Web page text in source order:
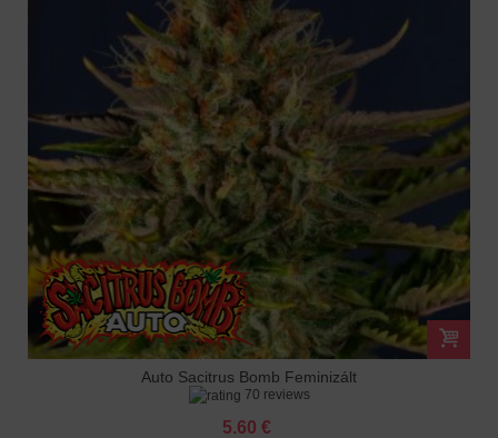
Auto Sacitrus Bomb Feminizált
70 reviews
5.60 €